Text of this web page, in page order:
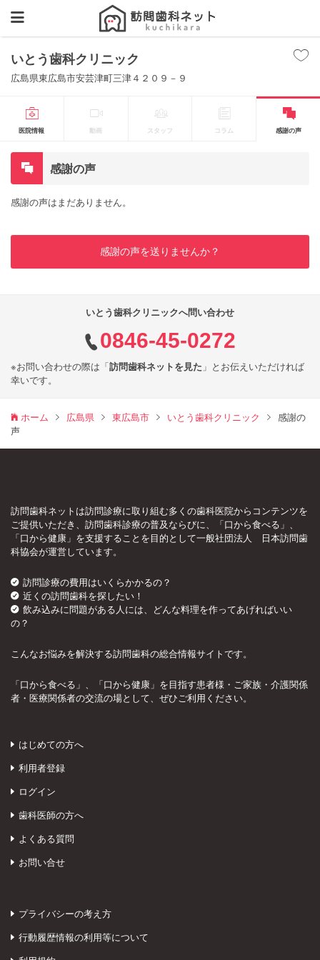
いとう歯科クリニック
広島県東広島市安芸津町三津４２０９－９
医院情報 動画 スタッフ コラム 感謝の声
感謝の声
感謝の声はまだありません。
感謝の声を送りませんか？
いとう歯科クリニックへ問い合わせ
0846-45-0272
※お問い合わせの際は「訪問歯科ネットを見た 」とお伝えいただければ
幸いです。
ホーム 広島県 東広島市 いとう歯科クリニック
感謝の
声
訪問歯科ネットは訪問診療に取り組む多くの歯科医院からコンテンツを
ご提供いただき、訪問歯科診療の普及ならびに、「口から食べる」、
「口から健康」を支援することを目的として一般社団法人 日本訪問歯
科協会が運営しています。
訪問診療の費用はいくらかかるの？
近くの訪問歯科を探したい！
飲み込みに問題がある人には、どんな料理を作ってあげればいい
の？
こんなお悩みを解決する訪問歯科の総合情報サイトです。
「口から食べる」、「口から健康」を目指す患者様・ご家族・介護関係
者・医療関係者の交流の場として、ぜひご利用ください。
はじめての方へ
利用者登録
ログイン
歯科医師の方へ
よくある質問
お問い合せ
プライバシーの考え方
行動履歴情報の利用等について